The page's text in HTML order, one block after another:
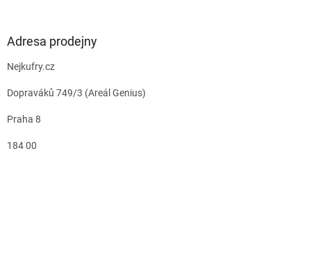
Adresa prodejny
Nejkufry.cz
Dopraváků 749/3 (Areál Genius)
Praha 8
184 00